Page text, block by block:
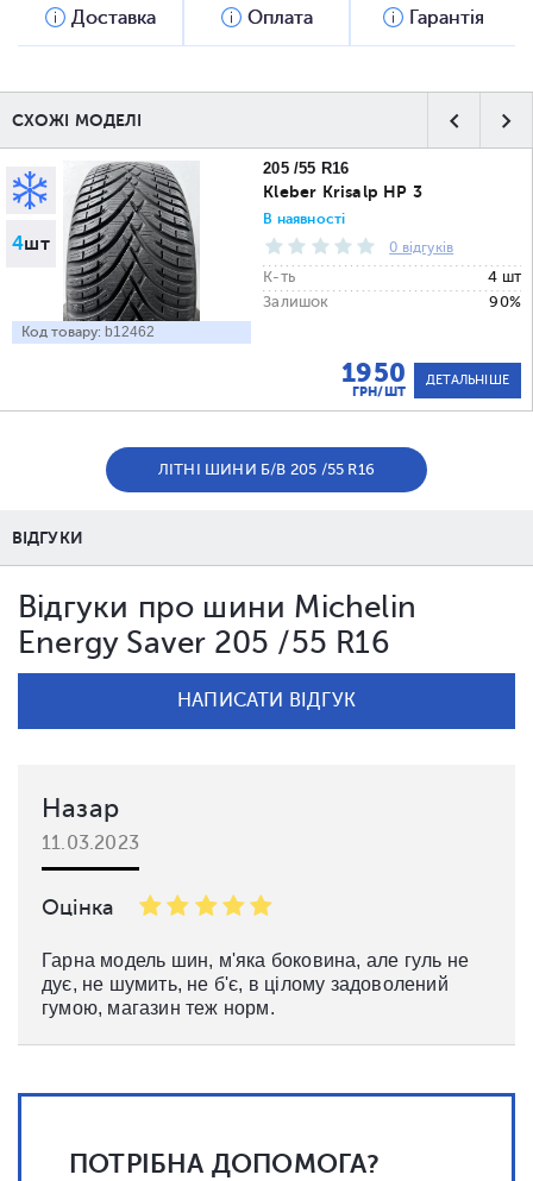
Доставка Оплата Гарантія
СХОЖІ МОДЕЛІ
4шт
Код товару: b12462
205 /55 R16
Kleber Krisalp HP 3
В наявності
0 відгуків
К-ть
4 шт
Залишок
90%
1950
ГРН/ШТ
ДЕТАЛЬНІШЕ
ЛІТНІ ШИНИ Б/В 205 /55 R16
ВІДГУКИ
Відгуки про шини Michelin
Energy Saver 205 /55 R16
НАПИСАТИ ВІДГУК
Назар
11.03.2023
Оцінка
Гарна модель шин, м'яка боковина, але гуль не
дує, не шумить, не б'є, в цілому задоволений
гумою, магазин теж норм.
ПОТРІБНА ДОПОМОГА?